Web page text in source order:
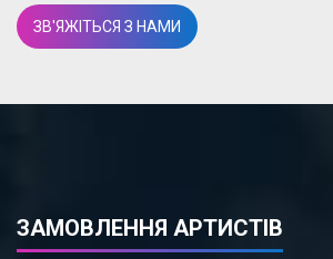
ЗВ'ЯЖІТЬСЯ З НАМИ
ЗАМОВЛЕННЯ АРТИСТІВ